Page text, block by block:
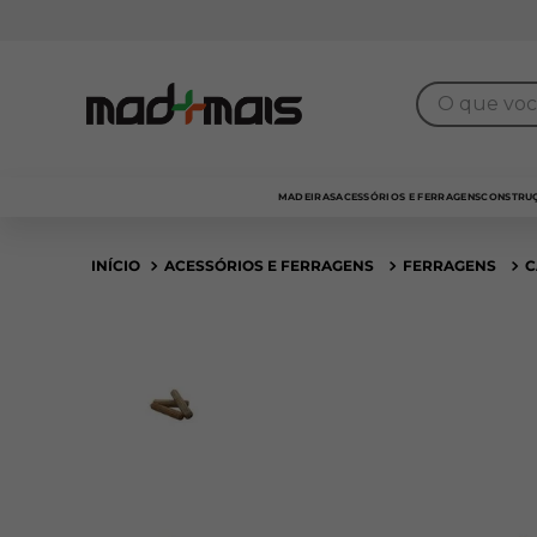
O que você
MADEIRASACESSÓRIOS E FERRAGENS
ACESSÓRIOS E FERRAGENS FERRAGENS